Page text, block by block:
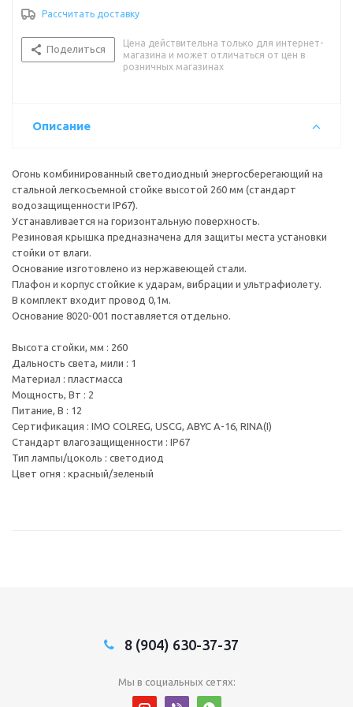
Дальность света, мили : 1
Мощность, Вт : 2
Питание, В : 12
Цвет огня : красный/зеленый
Рассчитать доставку
Поделиться
Цена действительна только для интернет-
магазина и может отличаться от цен в
розничных магазинах
Описание
Огонь комбинированный светодиодный энергосберегающий на
стальной легкосъемной стойке высотой 260 мм (стандарт
водозащищенности IP67).
Устанавливается на горизонтальную поверхность.
Резиновая крышка предназначена для защиты места установки
стойки от влаги.
Основание изготовлено из нержавеющей стали.
Плафон и корпус стойкие к ударам, вибрации и ультрафиолету.
В комплект входит провод 0,1м.
Основание 8020-001 поставляется отдельно.
Высота стойки, мм : 260
Дальность света, мили : 1
Материал : пластмасса
Мощность, Вт : 2
Питание, В : 12
Сертификация : IMO COLREG, USCG, ABYC A-16, RINA(I)
Стандарт влагозащищенности : IP67
Тип лампы/цоколь : светодиод
Цвет огня : красный/зеленый
8 (904) 630-37-37
Мы в социальных сетях: